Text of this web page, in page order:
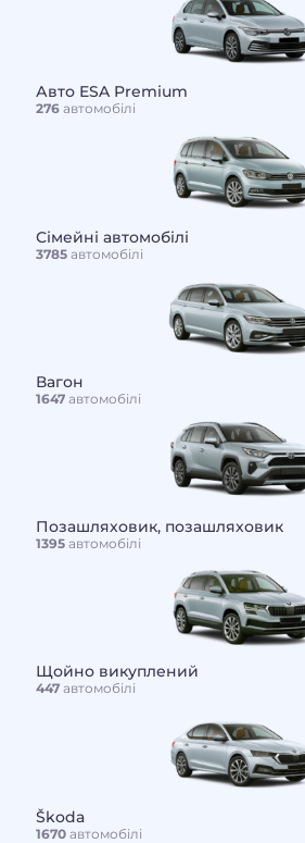
Авто ESA Premium
276автомобілі
Сімейні автомобілі
3785автомобілі
Вагон
1647автомобілі
Позашляховик, позашляховик
1395автомобілі
Щойно викуплений
447автомобілі
Škoda
1670автомобілі